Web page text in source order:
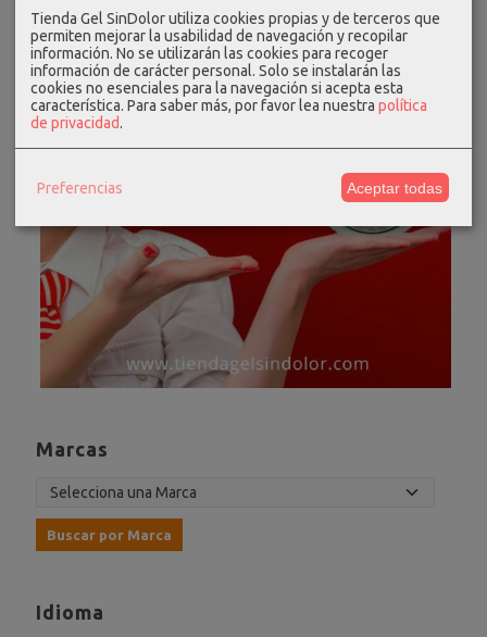
Marcas
Idioma
Tienda Gel SinDolor utiliza cookies propias y de terceros que
permiten mejorar la usabilidad de navegación y recopilar
información. No se utilizarán las cookies para recoger
información de carácter personal. Solo se instalarán las
cookies no esenciales para la navegación si acepta esta
característica. Para saber más, por favor lea nuestra política
de privacidad.
Preferencias Aceptar todas